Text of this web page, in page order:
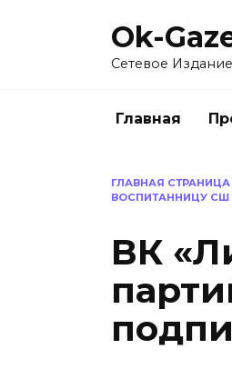
Ok-
Сетевое Издание
Главная
ГЛАВНАЯ СТРАНИЦА
ВОСПИТАННИЦУ СШ
ВК